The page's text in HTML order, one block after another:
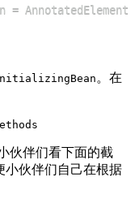
=
。在
伙伴们看下面的截
小伙伴们自己在根据